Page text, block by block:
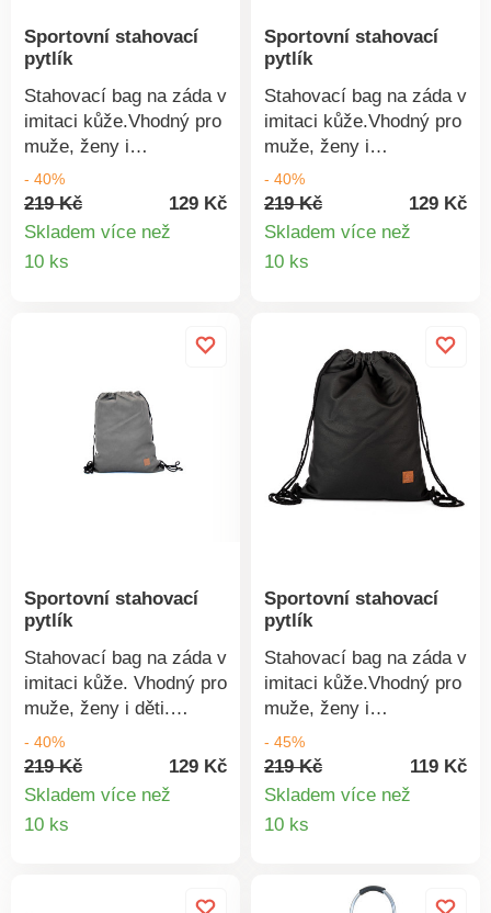
Sportovní stahovací
pytlík
Stahovací bag na záda v
imitaci kůže.Vhodný pro
muže, ženy i
děti.Praktický.Rozměry:
35 x 40 cm.Materiál:
100% polyurethan.
- 40%
219 Kč
129 Kč
Skladem více než
10 ks
Sportovní stahovací
pytlík
Stahovací bag na záda v
imitaci kůže.Vhodný pro
muže, ženy i
děti.Praktický.Rozměry:
35 x 40 cm.Materiál:
100% polyurethan.
- 40%
219 Kč
129 Kč
Skladem více než
10 ks
Sportovní stahovací
pytlík
Stahovací bag na záda v
imitaci kůže. Vhodný pro
muže, ženy i děti.
Praktický. Rozměry: 35
x 40 cm. Materiál: 100%
polyurethan.
- 40%
219 Kč
129 Kč
Skladem více než
10 ks
Sportovní stahovací
pytlík
Stahovací bag na záda v
imitaci kůže.Vhodný pro
muže, ženy i
děti.Praktický.Rozměry:
35 x 40 cm.Materiál:
100% polyurethan.
- 45%
219 Kč
119 Kč
Skladem více než
10 ks